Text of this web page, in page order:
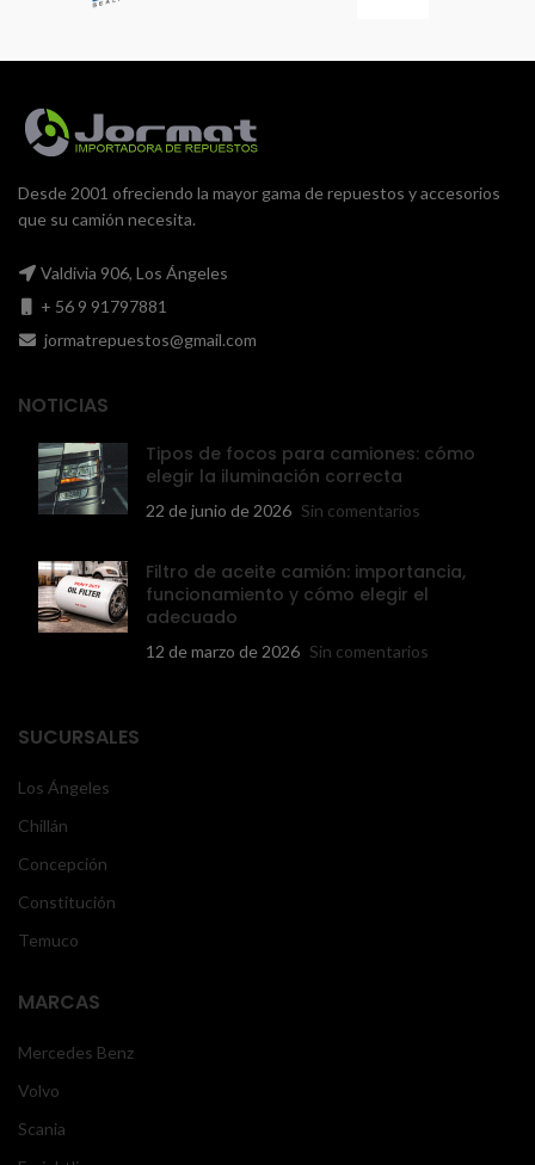
Desde 2001 ofreciendo la mayor gama de repuestos y accesorios
que su camión necesita.
Valdivia 906, Los Ángeles
+ 56 9 91797881
jormatrepuestos@gmail.com
NOTICIAS
Tipos de focos para camiones: cómo
elegir la iluminación correcta
22 de junio de 2026 Sin comentarios
Filtro de aceite camión: importancia,
funcionamiento y cómo elegir el
adecuado
12 de marzo de 2026 Sin comentarios
SUCURSALES
Los Ángeles
Chillán
Concepción
Constitución
Temuco
MARCAS
Mercedes Benz
Volvo
Scania